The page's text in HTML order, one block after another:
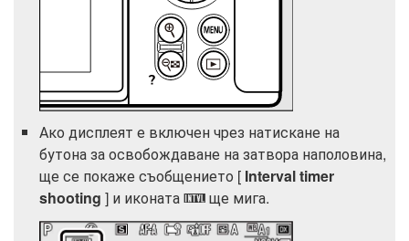
Ако дисплеят е включен чрез натискане на
бутона за освобождаване на затвора наполовина,
ще се покаже съобщението [ Interval timer
shooting ] и иконата Q ще мига.